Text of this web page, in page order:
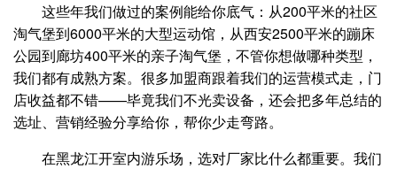
这些年我们做过的案例能给你底气：从200平米的社区
淘气堡到6000平米的大型运动馆，从西安2500平米的蹦床
公园到廊坊400平米的亲子淘气堡，不管你想做哪种类型，
我们都有成熟方案。很多加盟商跟着我们的运营模式走，门
店收益都不错——毕竟我们不光卖设备，还会把多年总结的
选址、营销经验分享给你，帮你少走弯路。
在黑龙江开室内游乐场，选对厂家比什么都重要。我们